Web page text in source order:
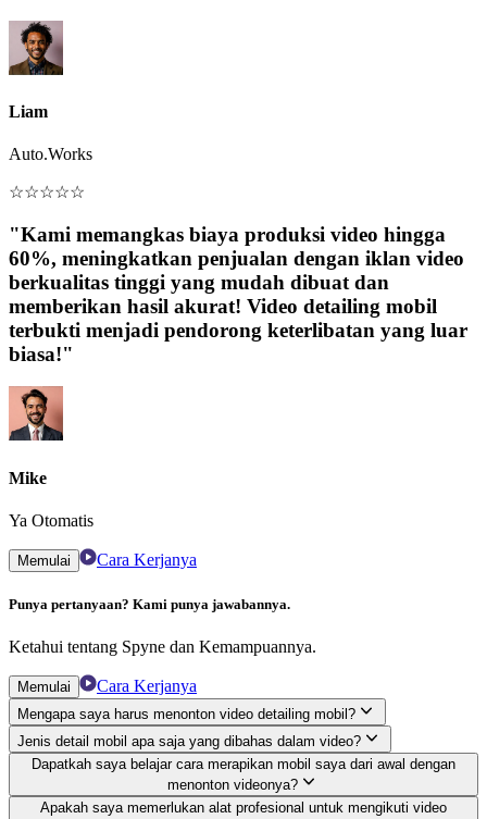
Liam
Auto.Works
☆☆☆☆☆
"Kami memangkas biaya produksi video hingga
60%, meningkatkan penjualan dengan iklan video
berkualitas tinggi yang mudah dibuat dan
memberikan hasil akurat! Video detailing mobil
terbukti menjadi pendorong keterlibatan yang luar
biasa!"
Mike
Ya Otomatis
Memulai Cara Kerjanya
Punya pertanyaan? Kami punya jawabannya.
Ketahui tentang Spyne dan Kemampuannya.
Memulai Cara Kerjanya
Mengapa saya harus menonton video detailing mobil?
Jenis detail mobil apa saja yang dibahas dalam video?
Dapatkah saya belajar cara merapikan mobil saya dari awal dengan
menonton videonya?
Apakah saya memerlukan alat profesional untuk mengikuti video